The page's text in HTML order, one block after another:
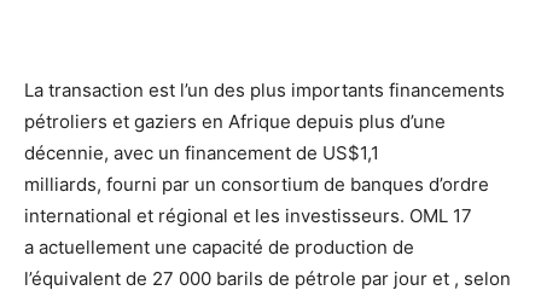
La transaction est l’un des plus importants financements
pétroliers et gaziers en Afrique depuis plus d’une
décennie, avec un financement de US$1,1
milliards, fourni par un consortium de banques d’ordre
international et régional et les investisseurs. OML 17
a actuellement une capacité de production de
l’équivalent de 27 000 barils de pétrole par jour et , selon